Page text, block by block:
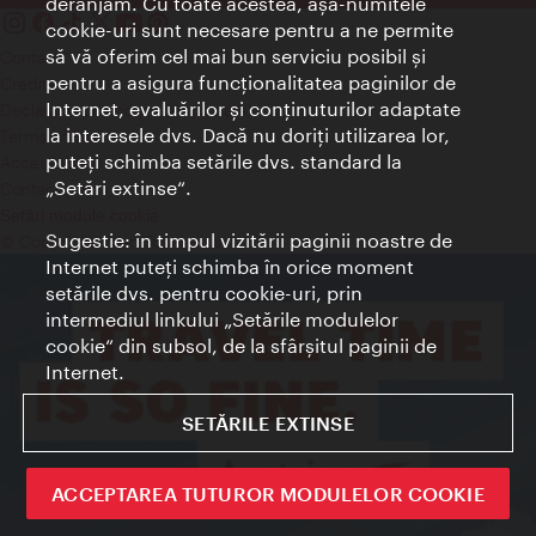
Contact
Credits
Declaraţie privind protecţia datelor
Terms of Use
Accesibilitate
Contact presa
© Copyright Wien Tourismus
cookie-uri sunt necesare pentru a ne permite
să vă oferim cel mai bun serviciu posibil şi
pentru a asigura funcţionalitatea paginilor de
Internet, evaluărilor şi conţinuturilor adaptate
la interesele dvs. Dacă nu doriţi utilizarea lor,
puteţi schimba setările dvs. standard la
„Setări extinse“.
Sugestie: în timpul vizitării paginii noastre de
Internet puteţi schimba în orice moment
setările dvs. pentru cookie-uri, prin
intermediul linkului „Setările modulelor
cookie“ din subsol, de la sfârşitul paginii de
Internet.
SETĂRILE EXTINSE
ACCEPTAREA TUTUROR MODULELOR COOKIE